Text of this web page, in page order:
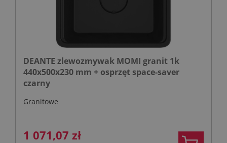
DEANTE zlewozmywak MOMI granit 1k
440x500x230 mm + osprzęt space-saver
czarny
Granitowe
1 071,07 zł